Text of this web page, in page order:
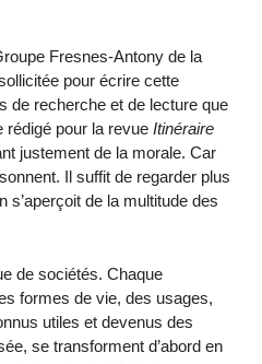
Fresnes-Antony de la
pour écrire cette
de recherche et de lecture que
rédigé pour la revue Itinéraire
juste­ment de la morale. Car
Il suffit de regarder plus
s’aperçoit de la multi­tude des
de sociétés. Chaque
formes de vie, des usages,
utiles et devenus des
se trans­forment d’abord en